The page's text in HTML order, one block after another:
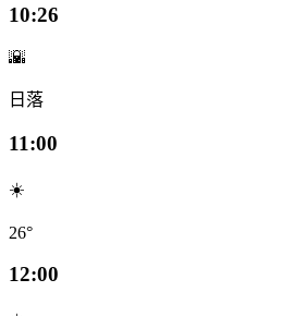
10:26
🌇
日落
11:00
☀️
26°
12:00